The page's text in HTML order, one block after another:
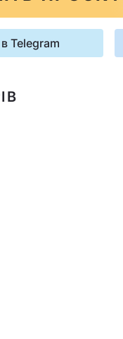
Telegram